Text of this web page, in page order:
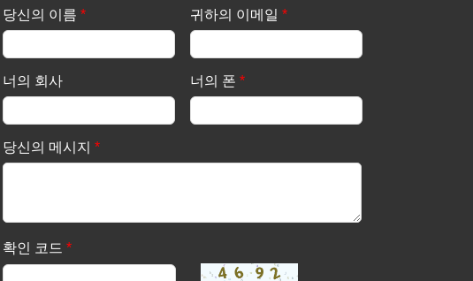
당신의 이름 * 귀하의 이메일 *
너의 회사 너의 폰 *
당신의 메시지 *
확인 코드 *